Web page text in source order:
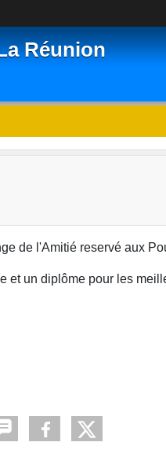
Réunion
de l'Amitié reservé aux
et un diplôme pour les